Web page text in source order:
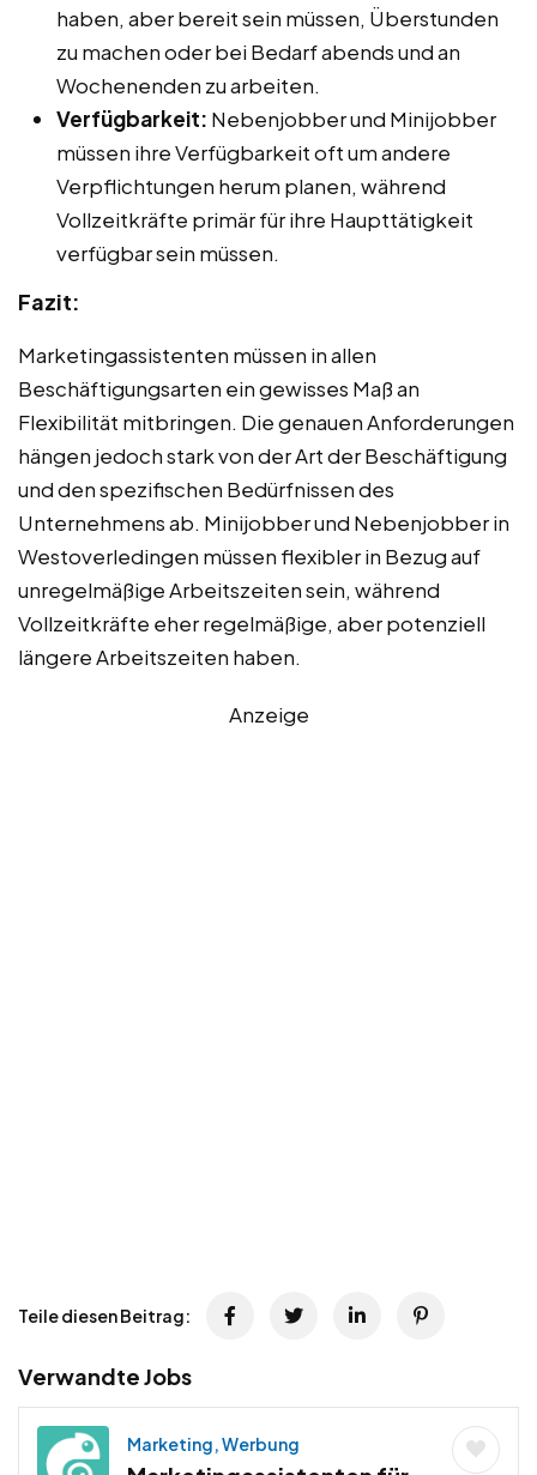
haben, aber bereit sein müssen, Überstunden
zu machen oder bei Bedarf abends und an
Wochenenden zu arbeiten.
Verfügbarkeit: Nebenjobber und Minijobber
müssen ihre Verfügbarkeit oft um andere
Verpflichtungen herum planen, während
Vollzeitkräfte primär für ihre Haupttätigkeit
verfügbar sein müssen.
Fazit:
Marketingassistenten müssen in allen
Beschäftigungsarten ein gewisses Maß an
Flexibilität mitbringen. Die genauen Anforderungen
hängen jedoch stark von der Art der Beschäftigung
und den spezifischen Bedürfnissen des
Unternehmens ab. Minijobber und Nebenjobber in
Westoverledingen müssen flexibler in Bezug auf
unregelmäßige Arbeitszeiten sein, während
Vollzeitkräfte eher regelmäßige, aber potenziell
längere Arbeitszeiten haben.
Anzeige
Teile diesen Beitrag:
Verwandte Jobs
Marketing, Werbung